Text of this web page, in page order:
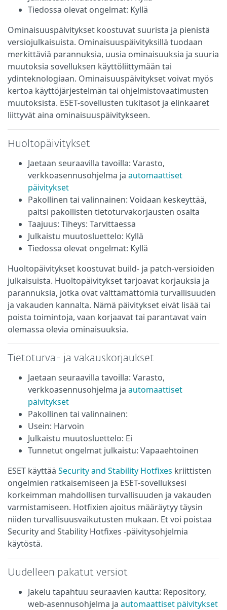
Tiedossa olevat ongelmat: Kyllä
Ominaisuuspäivitykset koostuvat suurista ja pienistä
versiojulkaisuista. Ominaisuuspäivityksillä tuodaan
merkittäviä parannuksia, uusia ominaisuuksia ja suuria
muutoksia sovelluksen käyttöliittymään tai
ydinteknologiaan. Ominaisuuspäivitykset voivat myös
kertoa käyttöjärjestelmän tai ohjelmistovaatimusten
muutoksista. ESET-sovellusten tukitasot ja elinkaaret
liittyvät aina ominaisuuspäivitykseen.
Huoltopäivitykset
Jaetaan seuraavilla tavoilla: Varasto,
verkkoasennusohjelma ja automaattiset
päivitykset
Pakollinen tai valinnainen: Voidaan keskeyttää,
paitsi pakollisten tietoturvakorjausten osalta
Taajuus: Tiheys: Tarvittaessa
Julkaistu muutosluettelo: Kyllä
Tiedossa olevat ongelmat: Kyllä
Huoltopäivitykset koostuvat build- ja patch-versioiden
julkaisuista. Huoltopäivitykset tarjoavat korjauksia ja
parannuksia, jotka ovat välttämättömiä turvallisuuden
ja vakauden kannalta. Nämä päivitykset eivät lisää tai
poista toimintoja, vaan korjaavat tai parantavat vain
olemassa olevia ominaisuuksia.
Tietoturva- ja vakauskorjaukset
Jaetaan seuraavilla tavoilla: Varasto,
verkkoasennusohjelma ja automaattiset
päivitykset
Pakollinen tai valinnainen:
Usein: Harvoin
Julkaistu muutosluettelo: Ei
Tunnetut ongelmat julkaistu: Vapaaehtoinen
ESET käyttää Security and Stability Hotfixes kriittisten
ongelmien ratkaisemiseen ja ESET-sovelluksesi
korkeimman mahdollisen turvallisuuden ja vakauden
varmistamiseen. Hotfixien ajoitus määräytyy täysin
niiden turvallisuusvaikutusten mukaan. Et voi poistaa
Security and Stability Hotfixes -päivitysohjelmia
käytöstä.
Uudelleen pakatut versiot
Jakelu tapahtuu seuraavien kautta: Repository,
web-asennusohjelma ja automaattiset päivitykset